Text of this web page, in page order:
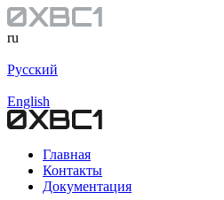
ru
Русский
English
Главная
Контакты
Документация